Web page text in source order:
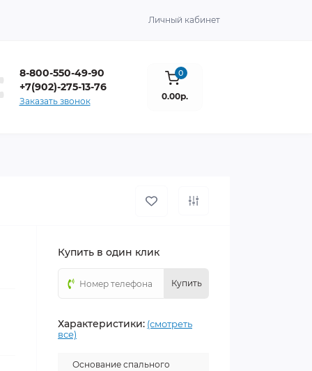
Личный кабинет
8-800-550-49-90
+7(902)-275-13-76
Заказать звонок
0
0.00р.
Купить в один клик
Купить
Характеристики: (смотреть
все)
Основание спального